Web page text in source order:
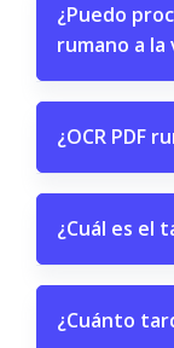
¿Puedo
rumano a la
¿OCR PDF
¿Cuál es el
¿Cuánto